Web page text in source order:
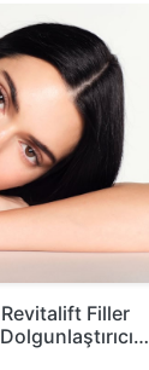
Revitalift Filler